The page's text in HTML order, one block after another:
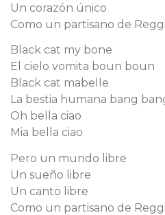
Un corazón único
Como un partisano de
Black cat my bone
El cielo vomita boun boun
Black cat mabelle
La bestia humana bang
Oh bella ciao
Mia bella ciao
Pero un mundo libre
Un sueño libre
Un canto libre
Como un partisano de